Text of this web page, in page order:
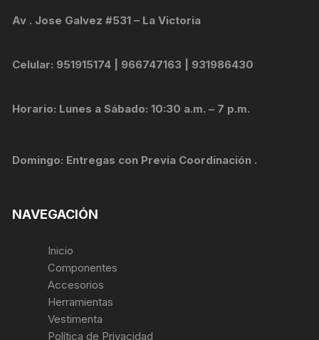
Av . Jose Galvez #531 – La Victoria
Celular: 951915174 | 966747163 | 931986430
Horario: Lunes a Sábado: 10:30 a.m. – 7 p.m.
Domingo: Entregas con Previa Coordinación .
NAVEGACIÓN
Inicio
Componentes
Accesorios
Herramientas
Vestimenta
Política de Privacidad